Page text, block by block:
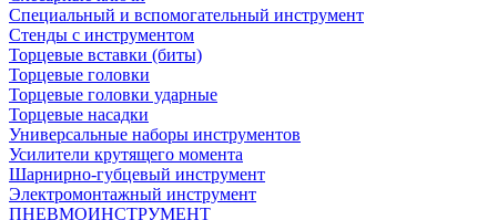
Специальный и вспомогательный инструмент
Стенды с инструментом
Торцевые вставки (биты)
Торцевые головки
Торцевые головки ударные
Торцевые насадки
Универсальные наборы инструментов
Усилители крутящего момента
Шарнирно-губцевый инструмент
Электромонтажный инструмент
ПНЕВМОИНСТРУМЕНТ